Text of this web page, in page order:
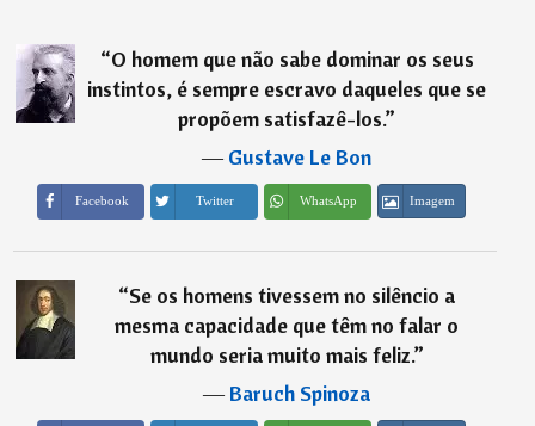
“O homem que não sabe dominar os seus
instintos, é sempre escravo daqueles que se
propõem satisfazê-los.”
―Gustave Le Bon
Facebook Twitter WhatsApp Imagem
“Se os homens tivessem no silêncio a
mesma capacidade que têm no falar o
mundo seria muito mais feliz.”
―Baruch Spinoza